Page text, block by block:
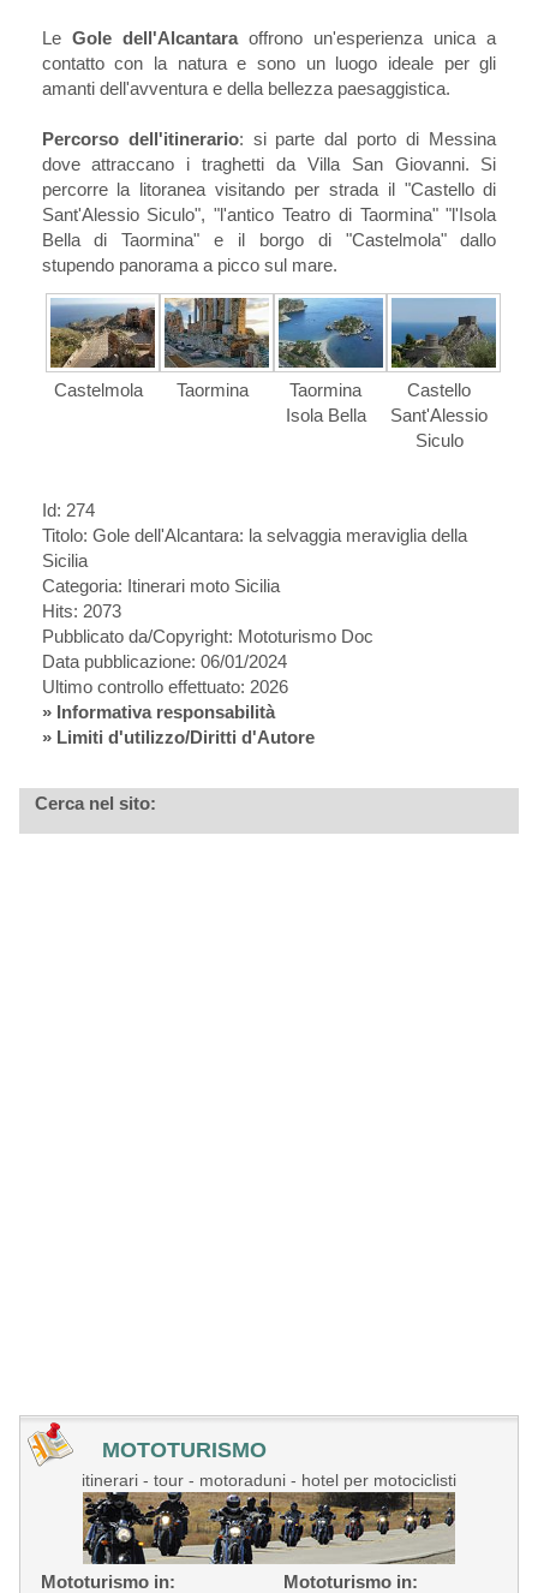
Le Gole dell'Alcantaraoffrono un'esperienza unica a
contatto con la natura e sono un luogo ideale per gli
amanti dell'avventura e della bellezza paesaggistica.
Percorso dell'itinerario: si parte dal porto di Messina
dove attraccano i traghetti da Villa San Giovanni. Si
percorre la litoranea visitando per strada il "Castello di
Sant'Alessio Siculo", "l'antico Teatro di Taormina" "l'Isola
Bella di Taormina" e il borgo di "Castelmola" dallo
stupendo panorama a picco sul mare.
Castelmola Taormina
Taormina
Isola Bella
Castello
Sant'Alessio
Siculo
Id: 274
Titolo: Gole dell'Alcantara: la selvaggia meraviglia della
Sicilia
Categoria: Itinerari moto Sicilia
Hits: 2073
Pubblicato da/Copyright: Mototurismo Doc
Data pubblicazione: 06/01/2024
Ultimo controllo effettuato: 2026
» Informativa responsabilità
» Limiti d'utilizzo/Diritti d'Autore
Cerca nel sito:
MOTOTURISMO
itinerari - tour - motoraduni - hotel per motociclisti
Mototurismo in:
Mototurismo in: